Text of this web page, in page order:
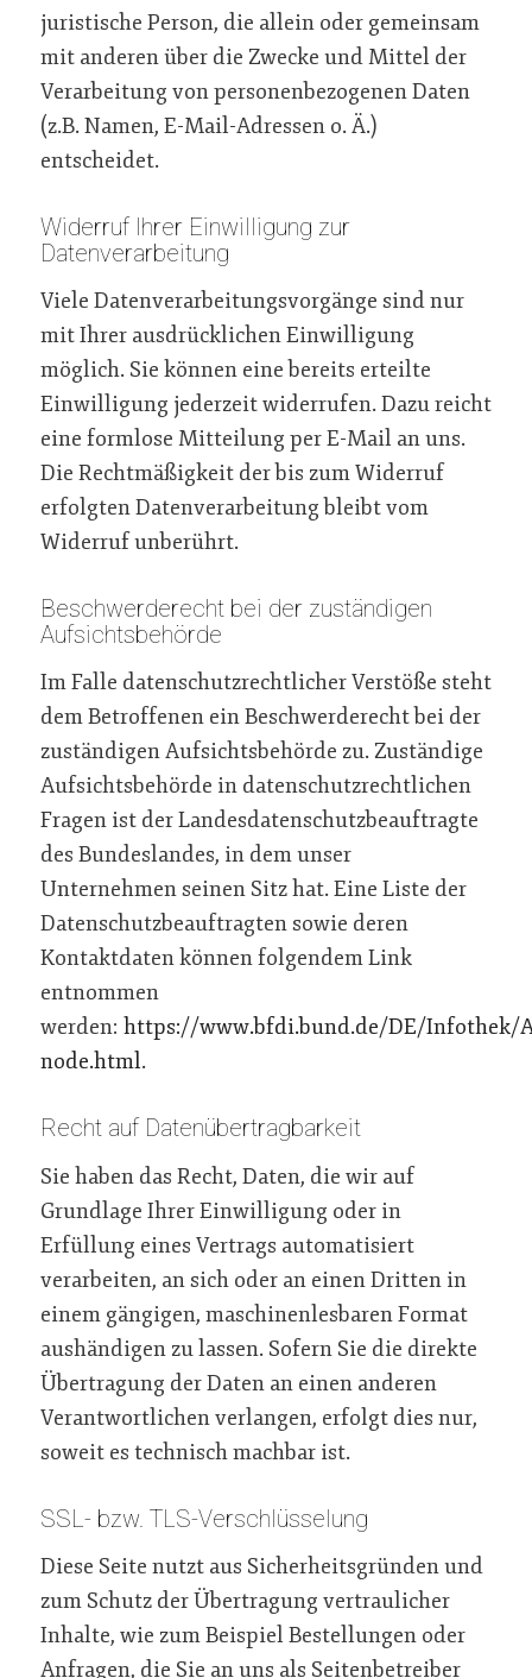
juristische Person, die allein oder gemeinsam
mit anderen über die Zwecke und Mittel der
Verarbeitung von personenbezogenen Daten
(z.B. Namen, E-Mail-Adressen o. Ä.)
entscheidet.
Widerruf Ihrer Einwilligung zur
Datenverarbeitung
Viele Datenverarbeitungsvorgänge sind nur
mit Ihrer ausdrücklichen Einwilligung
möglich. Sie können eine bereits erteilte
Einwilligung jederzeit widerrufen. Dazu reicht
eine formlose Mitteilung per E-Mail an uns.
Die Rechtmäßigkeit der bis zum Widerruf
erfolgten Datenverarbeitung bleibt vom
Widerruf unberührt.
Beschwerderecht bei der zuständigen
Aufsichtsbehörde
Im Falle datenschutzrechtlicher Verstöße steht
dem Betroffenen ein Beschwerderecht bei der
zuständigen Aufsichtsbehörde zu. Zuständige
Aufsichtsbehörde in datenschutzrechtlichen
Fragen ist der Landesdatenschutzbeauftragte
des Bundeslandes, in dem unser
Unternehmen seinen Sitz hat. Eine Liste der
Datenschutzbeauftragten sowie deren
Kontaktdaten können folgendem Link
entnommen
werden: https://www.bfdi.bund.de/DE/Infothek/
node.html.
Recht auf Datenübertragbarkeit
Sie haben das Recht, Daten, die wir auf
Grundlage Ihrer Einwilligung oder in
Erfüllung eines Vertrags automatisiert
verarbeiten, an sich oder an einen Dritten in
einem gängigen, maschinenlesbaren Format
aushändigen zu lassen. Sofern Sie die direkte
Übertragung der Daten an einen anderen
Verantwortlichen verlangen, erfolgt dies nur,
soweit es technisch machbar ist.
SSL- bzw. TLS-Verschlüsselung
Diese Seite nutzt aus Sicherheitsgründen und
zum Schutz der Übertragung vertraulicher
Inhalte, wie zum Beispiel Bestellungen oder
Anfragen, die Sie an uns als Seitenbetreiber